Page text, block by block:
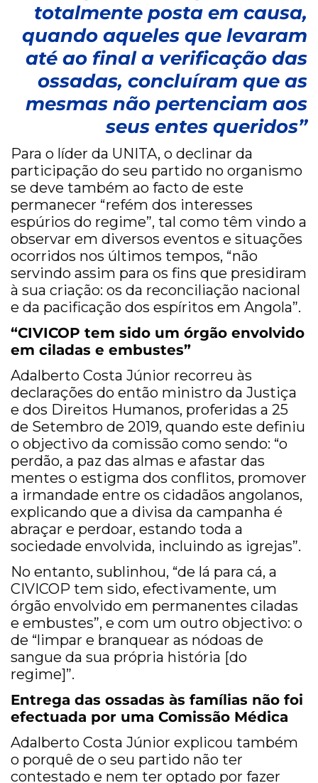
totalmente posta em causa,
quando aqueles que levaram
até ao final a verificação das
ossadas, concluíram que as
mesmas não pertenciam aos
seus entes queridos”
Para o líder da UNITA, o declinar da
participação do seu partido no organismo
se deve também ao facto de este
permanecer “refém dos interesses
espúrios do regime”, tal como têm vindo a
observar em diversos eventos e situações
ocorridos nos últimos tempos, “não
servindo assim para os fins que presidiram
à sua criação: os da reconciliação nacional
e da pacificação dos espíritos em Angola”.
“CIVICOP tem sido um órgão envolvido
em ciladas e embustes”
Adalberto Costa Júnior recorreu às
declarações do então ministro da Justiça
e dos Direitos Humanos, proferidas a 25
de Setembro de 2019, quando este definiu
o objectivo da comissão como sendo: “o
perdão, a paz das almas e afastar das
mentes o estigma dos conflitos, promover
a irmandade entre os cidadãos angolanos,
explicando que a divisa da campanha é
abraçar e perdoar, estando toda a
sociedade envolvida, incluindo as igrejas”.
No entanto, sublinhou, “de lá para cá, a
CIVICOP tem sido, efectivamente, um
órgão envolvido em permanentes ciladas
e embustes”, e com um outro objectivo: o
de “limpar e branquear as nódoas de
sangue da sua própria história [do
regime]”.
Entrega das ossadas às famílias não foi
efectuada por uma Comissão Médica
Adalberto Costa Júnior explicou também
o porquê de o seu partido não ter
contestado e nem ter optado por fazer